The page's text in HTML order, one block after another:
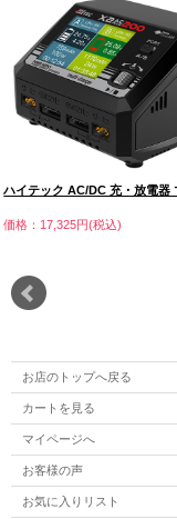
ハイテック AC/DC 充・放電器
価格：17,325円(税込)
お店のトップへ戻る
カートを見る
マイページへ
お客様の声
お気に入りリスト